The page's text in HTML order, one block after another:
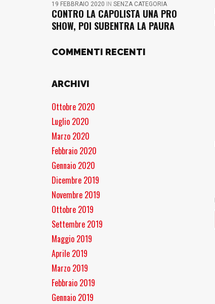
19 FEBBRAIO 2020 IN SENZA CATEGORIA
CONTRO LA CAPOLISTA UNA PRO
SHOW, POI SUBENTRA LA PAURA
COMMENTI RECENTI
ARCHIVI
Ottobre 2020
Luglio 2020
Marzo 2020
Febbraio 2020
Gennaio 2020
Dicembre 2019
Novembre 2019
Ottobre 2019
Settembre 2019
Maggio 2019
Aprile 2019
Marzo 2019
Febbraio 2019
Gennaio 2019